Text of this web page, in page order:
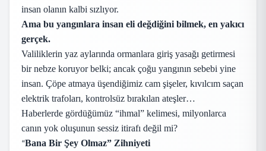
insan olanın kalbi sızlıyor.
Ama bu yangınlara insan eli değdiğini bilmek, en yakıcı
gerçek.
Valiliklerin yaz aylarında ormanlara giriş yasağı getirmesi
bir nebze koruyor belki; ancak çoğu yangının sebebi yine
insan. Çöpe atmaya üşendiğimiz cam şişeler, kıvılcım saçan
elektrik trafoları, kontrolsüz bırakılan ateşler…
Haberlerde gördüğümüz “ihmal” kelimesi, milyonlarca
canın yok oluşunun sessiz itirafı değil mi?
“Bana Bir Şey Olmaz” Zihniyeti